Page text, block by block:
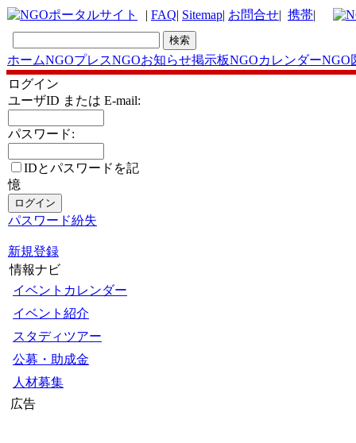
| FAQ| Sitemap| お問合せ| 携帯|
ホームNGOプレスNGOお知らせ掲示板NGOカレンダーNGO
ログイン
ユーザID または E-mail:
パスワード:
IDとパスワードを記
憶
パスワード紛失
新規登録
情報ナビ
イベントカレンダー
イベント紹介
スタディツアー
公募・助成金
人材募集
広告